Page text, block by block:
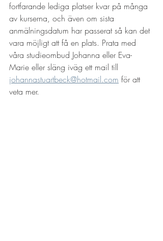
fortfarande lediga platser kvar på många
av kurserna, och även om sista
anmälningsdatum har passerat så kan det
vara möjligt att få en plats. Prata med
våra studieombud Johanna eller Eva-
Marie eller släng iväg ett mail till
johannastuartbeck@hotmail.com för att
veta mer.